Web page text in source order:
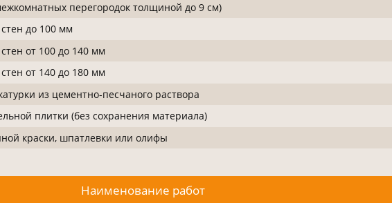
перегородок толщиной до 9 см)
до 100 мм
от 100 до 140 мм
от 140 до 180 мм
из цементно-песчаного раствора
плитки (без сохранения материала)
краски, шпатлевки или олифы
Наименование работ